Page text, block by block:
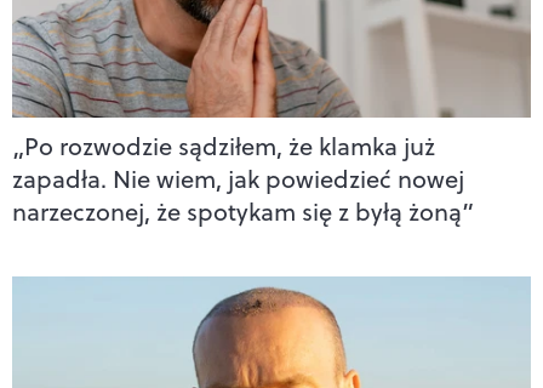
„Po rozwodzie sądziłem, że klamka już
zapadła. Nie wiem, jak powiedzieć nowej
narzeczonej, że spotykam się z byłą żoną”